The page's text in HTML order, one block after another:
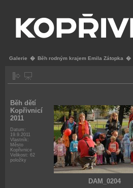
Galerie � Běh rodným krajem Emila Zátopka �
Běh dětí
Kopřivnicí
2011
Datum:
19.9.2011
Vlastník:
Město
Kopřivnice
Velikost: 62
položky
DAM_0204